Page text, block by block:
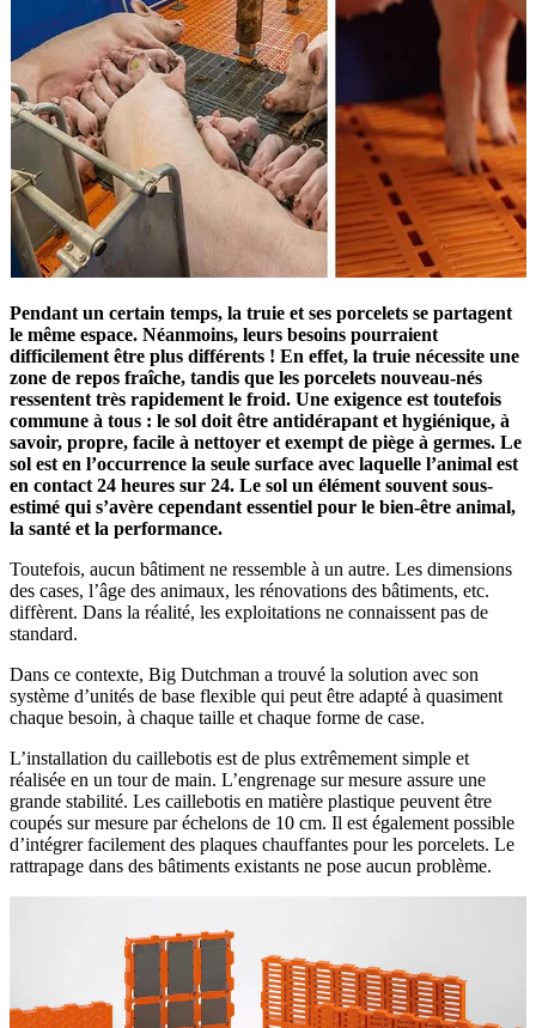
Pendant un certain temps, la truie et ses porcelets se partagent
le même espace. Néanmoins, leurs besoins pourraient
difficilement être plus différents ! En effet, la truie nécessite une
zone de repos fraîche, tandis que les porcelets nouveau-nés
ressentent très rapidement le froid. Une exigence est toutefois
commune à tous : le sol doit être antidérapant et hygiénique, à
savoir, propre, facile à nettoyer et exempt de piège à germes. Le
sol est en l’occurrence la seule surface avec laquelle l’animal est
en contact 24 heures sur 24. Le sol un élément souvent sous-
estimé qui s’avère cependant essentiel pour le bien-être animal,
la santé et la performance.
Toutefois, aucun bâtiment ne ressemble à un autre. Les dimensions
des cases, l’âge des animaux, les rénovations des bâtiments, etc.
diffèrent. Dans la réalité, les exploitations ne connaissent pas de
standard.
Dans ce contexte, Big Dutchman a trouvé la solution avec son
système d’unités de base flexible qui peut être adapté à quasiment
chaque besoin, à chaque taille et chaque forme de case.
L’installation du caillebotis est de plus extrêmement simple et
réalisée en un tour de main. L’engrenage sur mesure assure une
grande stabilité. Les caillebotis en matière plastique peuvent être
coupés sur mesure par échelons de 10 cm. Il est également possible
d’intégrer facilement des plaques chauffantes pour les porcelets. Le
rattrapage dans des bâtiments existants ne pose aucun problème.